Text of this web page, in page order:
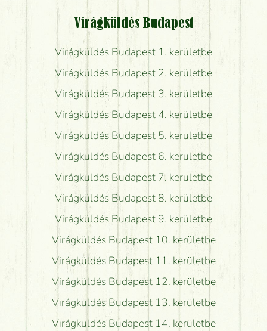
Virágküldés Budapest
Virágküldés Budapest 1. kerületbe
Virágküldés Budapest 2. kerületbe
Virágküldés Budapest 3. kerületbe
Virágküldés Budapest 4. kerületbe
Virágküldés Budapest 5. kerületbe
Virágküldés Budapest 6. kerületbe
Virágküldés Budapest 7. kerületbe
Virágküldés Budapest 8. kerületbe
Virágküldés Budapest 9. kerületbe
Virágküldés Budapest 10. kerületbe
Virágküldés Budapest 11. kerületbe
Virágküldés Budapest 12. kerületbe
Virágküldés Budapest 13. kerületbe
Virágküldés Budapest 14. kerületbe